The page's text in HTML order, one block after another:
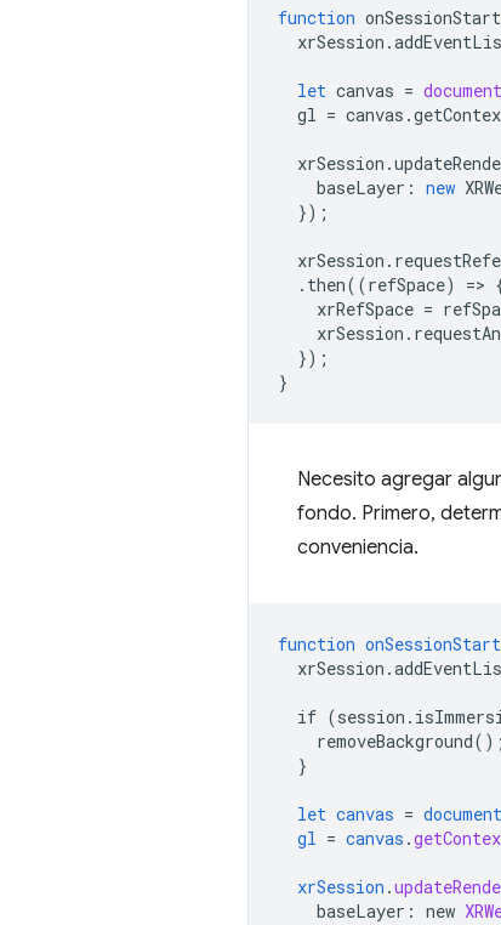
function
xrSession .
let canvas = document
gl = canvas .
xrSession .
baseLayer : new
});
xrSession .
. then((refSpace) =>
xrRefSpace =
xrSession .
});
}
Necesito agregar
fondo. Primero,
conveniencia.
function
if
removeBackground() ;
}
let canvas = document
gl = canvas .
xrSession .
baseLayer : new